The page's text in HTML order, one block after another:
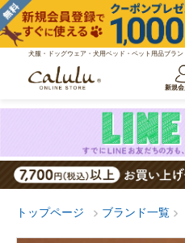
犬服・ドッグウェア・犬用ベッド・ペット用品ブラン
新規
トップページ ブランド一覧